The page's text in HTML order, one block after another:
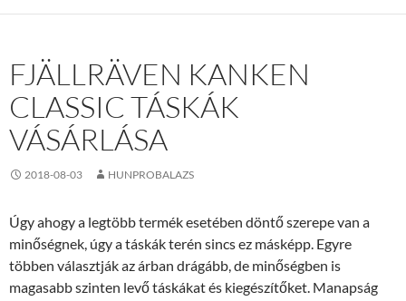
FJÄLLRÄVEN KANKEN
CLASSIC TÁSKÁK
VÁSÁRLÁSA
2018-08-03 HUNPROBALAZS
Úgy ahogy a legtöbb termék esetében döntő szerepe van a
minőségnek, úgy a táskák terén sincs ez másképp. Egyre
többen választják az árban drágább, de minőségben is
magasabb szinten levő táskákat és kiegészítőket. Manapság